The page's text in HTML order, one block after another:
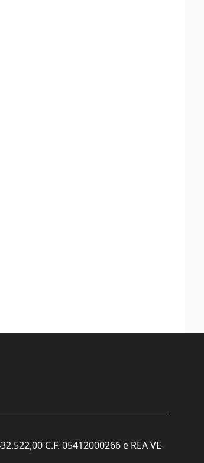
C.F. 05412000266 e REA VE-